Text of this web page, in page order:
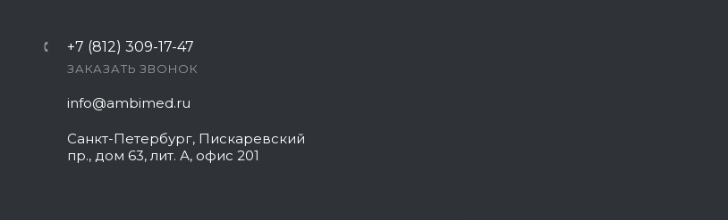
+7 (812) 309-17-47
ЗАКАЗАТЬ ЗВОНОК
info@ambimed.ru
Санкт-Петербург, Пискаревский
пр., дом 63, лит. А, офис 201